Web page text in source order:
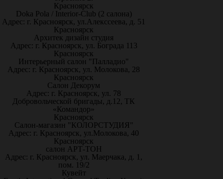
Красноярск
Doka Pola / Interior-Club (2 салона)
Адрес: г. Красноярск, ул.Алекссеева, д. 51
Красноярск
Архитек дизайн студия
Адрес: г. Красноярск, ул. Бограда 113
Красноярск
Интерьерный салон "Палладио"
Адрес: г. Красноярск, ул. Молокова, 28
Красноярск
Салон Декорум
Адрес: г. Красноярск, ул. 78
Добровольческой бригады, д.12, ТК
«Командор»
Красноярск
Салон-магазин "КОЛОРСТУДИЯ"
Адрес: г. Красноярск, ул.Молокова, 40
Красноярск
салон АРТ-ТОН
Адрес: г. Красноярск, ул. Маерчака, д. 1,
пом. 19/2
Кувейт